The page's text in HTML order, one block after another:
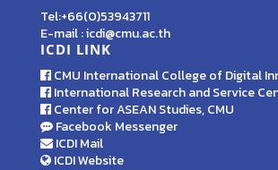
Tel:+66(0)53943711
E-mail : icdi@cmu.ac.th
ICDI LINK
CMU International College of Digital
International Research and Service
Center for ASEAN Studies, CMU
Facebook Messenger
ICDI Mail
ICDI Website